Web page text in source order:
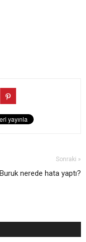
Sonraki »
Buruk nerede hata yaptı?